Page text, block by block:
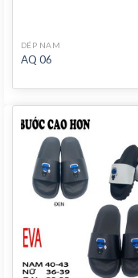
DÉP NAM
AQ 06